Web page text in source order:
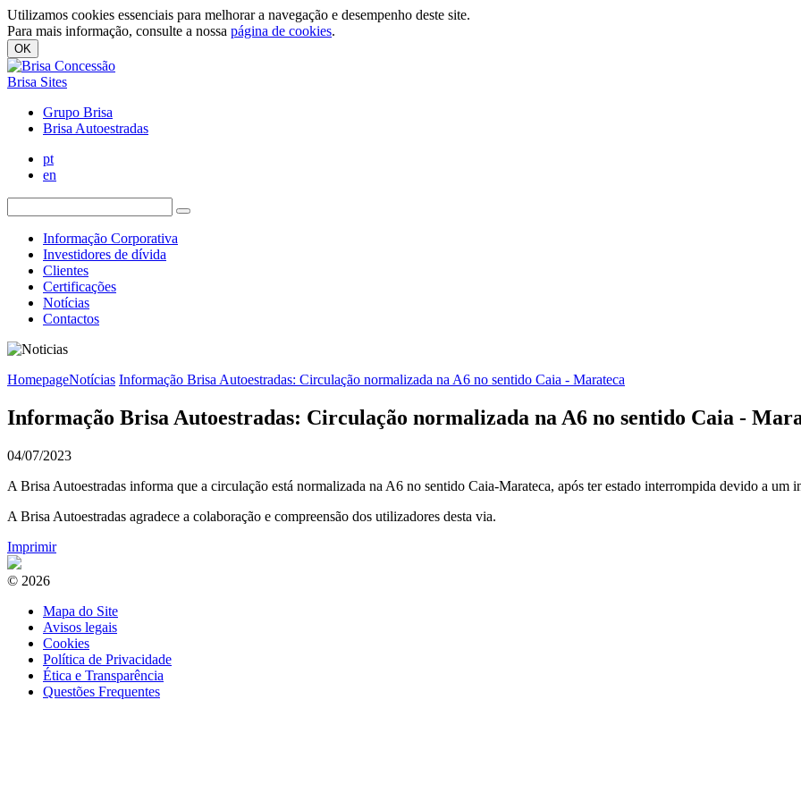
Utilizamos cookies essenciais para melhorar a navegação e desempenho deste site.
Para mais informação, consulte a nossa página de cookies.
OK
Brisa Sites
Grupo Brisa
Brisa Autoestradas
pt
en
Informação Corporativa
Investidores de dívida
Clientes
Certificações
Notícias
Contactos
HomepageNotícias Informação Brisa Autoestradas: Circulação normalizada na A6 no sentido Caia - Marateca
Informação Brisa Autoestradas: Circulação normalizada na A6 no sentido Caia -
04/07/2023
A Brisa Autoestradas informa que a circulação está normalizada na A6 no sentido Caia-Marateca, após ter estado interrompida devido a um
A Brisa Autoestradas agradece a colaboração e compreensão dos utilizadores desta via.
Imprimir
© 2026
Mapa do Site
Avisos legais
Cookies
Política de Privacidade
Ética e Transparência
Questões Frequentes